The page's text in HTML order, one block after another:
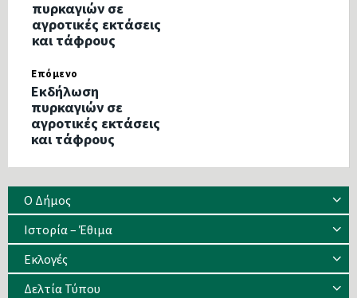
πυρκαγιών σε
αγροτικές εκτάσεις
και τάφρους
Επόμενο
Εκδήλωση
πυρκαγιών σε
αγροτικές εκτάσεις
και τάφρους
Ο Δήμος
Ιστορία – Έθιμα
Eκλογές
Δελτία Τύπου